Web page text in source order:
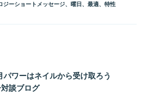
ジーショートメッセージ、 曜日 、 最適、 特性
パワーはネイルから受け取ろう
談ブログ